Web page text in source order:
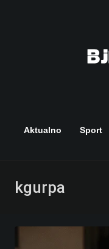
Aktualno Sport
kgurpa